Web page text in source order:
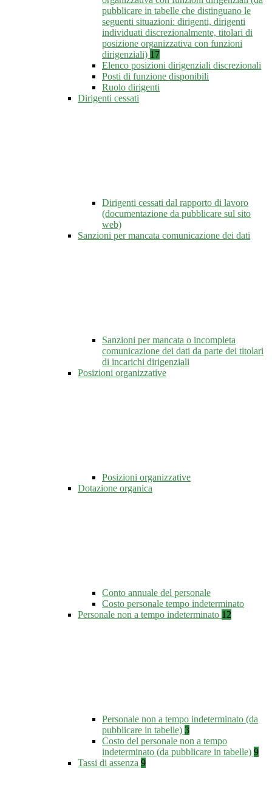
pubblicare in tabelle che distinguano le
seguenti situazioni: dirigenti, dirigenti
individuati discrezionalmente, titolari di
posizione organizzativa con funzioni
dirigenziali) 17
Elenco posizioni dirigenziali discrezionali
Posti di funzione disponibili
Ruolo dirigenti
Dirigenti cessati
Dirigenti cessati dal rapporto di lavoro
(documentazione da pubblicare sul sito
web)
Sanzioni per mancata comunicazione dei dati
Sanzioni per mancata o incompleta
comunicazione dei dati da parte dei titolari
di incarichi dirigenziali
Posizioni organizzative
Posizioni organizzative
Dotazione organica
Conto annuale del personale
Costo personale tempo indeterminato
Personale non a tempo indeterminato 12
Personale non a tempo indeterminato (da
pubblicare in tabelle) 3
Costo del personale non a tempo
indeterminato (da pubblicare in tabelle) 9
Tassi di assenza 9